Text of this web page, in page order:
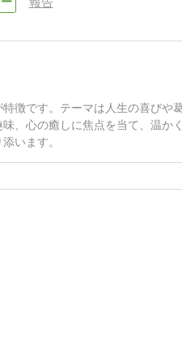
徴です。テーマは人生の喜びや
、心の癒しに焦点を当て、温か
います。